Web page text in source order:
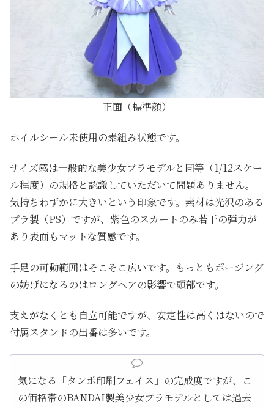
正面（標準顔）
ホイルシール未使用の素組み状態です。
サイズ感は一般的な美少女プラモデルと同等（1/12スケー
ル程度）の規格と認識していただいて問題ありません。
気持ちわずかに大きいという印象です。素材は光沢のある
プラ製（PS）ですが、紫色のスカートのみ若干の弾力が
あり表面もマットな質感です。
手足の可動範囲はそこそこ広いです。もっともポージング
の妨げになるのはロングヘアの影響で頭部です。
支えがなくとも自立可能ですが、安定性は高くはないので
付属スタンドの出番は多いです。
気になる「タンポ印刷フェイス」の完成度ですが、こ
の価格帯のBANDAI製美少女プラモデルとしては過去